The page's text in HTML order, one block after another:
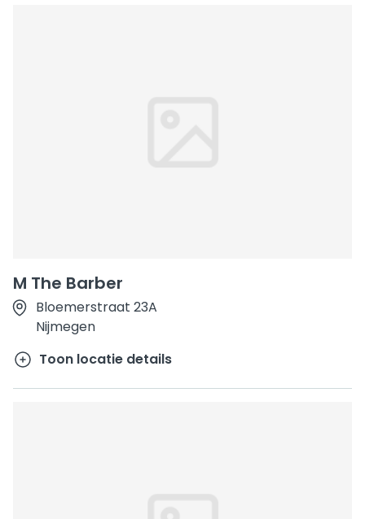
M The Barber
Bloemerstraat 23A
Nijmegen
Toon locatie details